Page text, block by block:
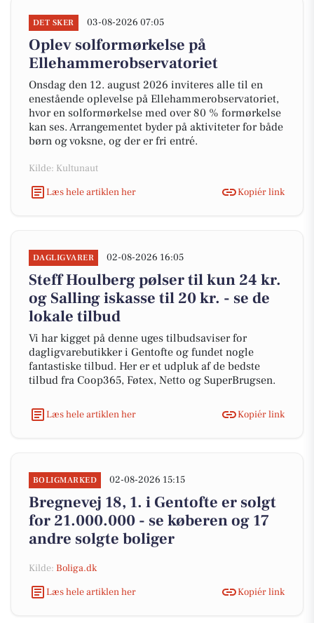
DET SKER 03-08-2026 07:05
Oplev solformørkelse på
Ellehammerobservatoriet
Onsdag den 12. august 2026 inviteres alle til en
enestående oplevelse på Ellehammerobservatoriet,
hvor en solformørkelse med over 80 % formørkelse
kan ses. Arrangementet byder på aktiviteter for både
børn og voksne, og der er fri entré.
Kilde: Kultunaut
Læs hele artiklen her
Kopiér link
DAGLIGVARER 02-08-2026 16:05
Steff Houlberg pølser til kun 24 kr.
og Salling iskasse til 20 kr. - se de
lokale tilbud
Vi har kigget på denne uges tilbudsaviser for
dagligvarebutikker i Gentofte og fundet nogle
fantastiske tilbud. Her er et udpluk af de bedste
tilbud fra Coop365, Føtex, Netto og SuperBrugsen.
Læs hele artiklen her Kopiér link
BOLIGMARKED 02-08-2026 15:15
Bregnevej 18, 1. i Gentofte er solgt
for 21.000.000 - se køberen og 17
andre solgte boliger
Kilde: Boliga.dk
Læs hele artiklen her
Kopiér link